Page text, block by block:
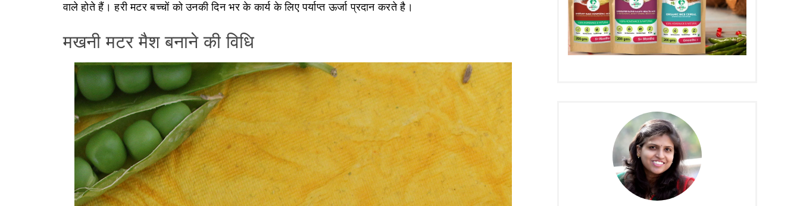
वाले होते हैं। हरी मटर बच्चों को उनकी दिन भर के कार्य के लिए पर्याप्त ऊर्जा प्रदान करते है।
मखनी मटर मैश बनाने की विधि